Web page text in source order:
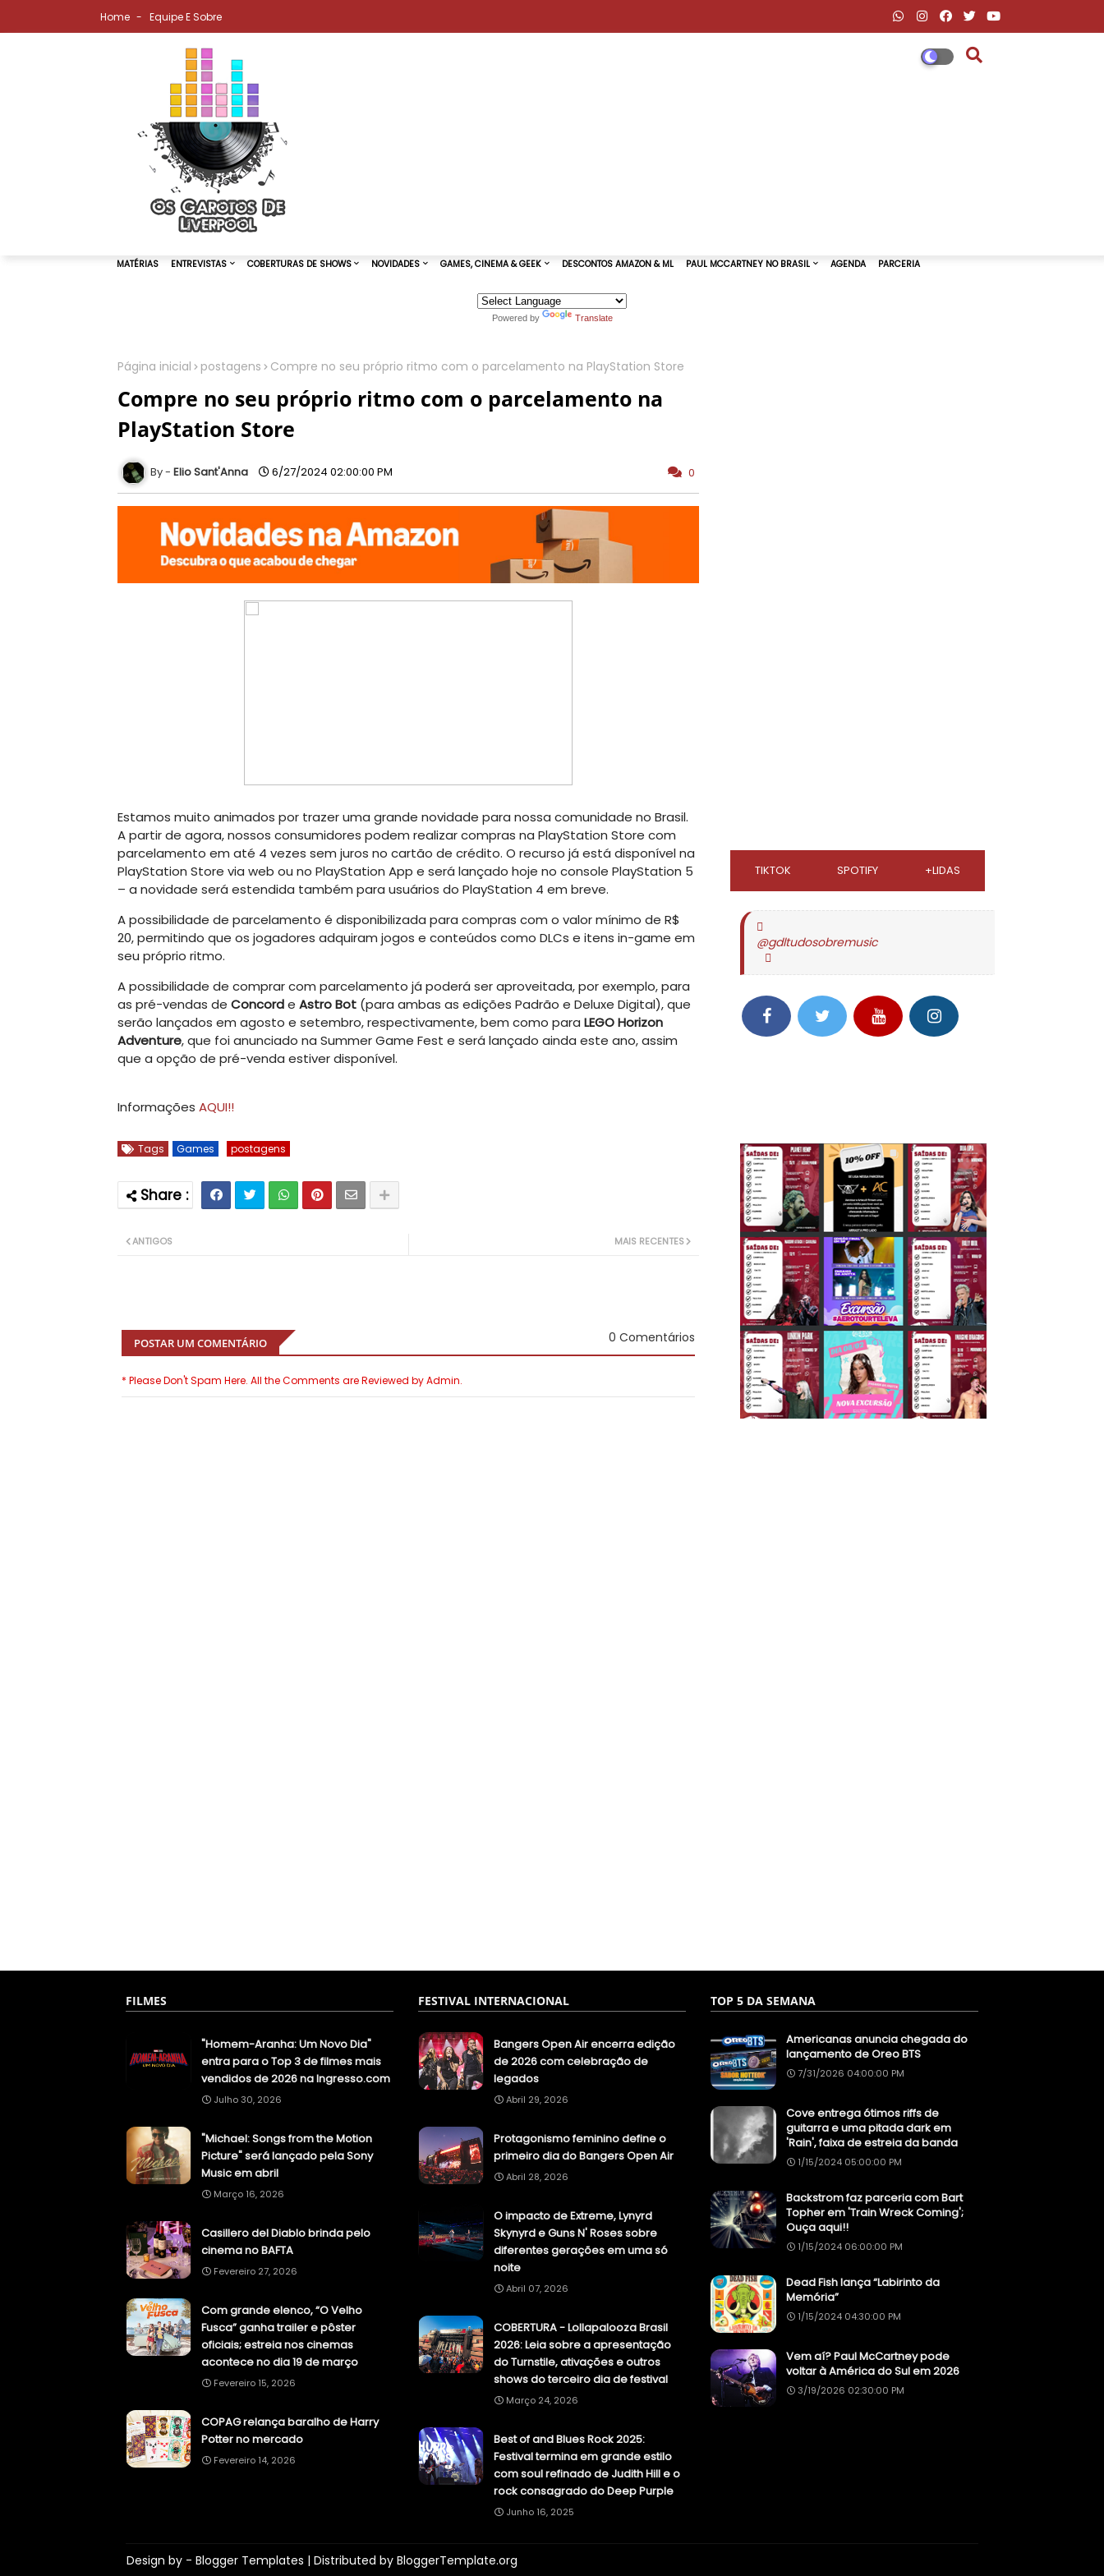
Home Equipe E Sobre
Powered by Translate
Página inicial postagens Compre no seu próprio ritmo com o parcelamento na PlayStation Store
Compre no seu próprio ritmo com o parcelamento na
PlayStation Store
Elio Sant'Anna 6/27/2024 02:00:00 PM 0
Estamos muito animados por trazer uma grande novidade para nossa comunidade no Brasil.
A partir de agora, nossos consumidores podem realizar compras na PlayStation Store com
parcelamento em até 4 vezes sem juros no cartão de crédito. O recurso já está disponível na
PlayStation Store via web ou no PlayStation App e será lançado hoje no console PlayStation 5
– a novidade será estendida também para usuários do PlayStation 4 em breve.
A possibilidade de parcelamento é disponibilizada para compras com o valor mínimo de R$
20, permitindo que os jogadores adquiram jogos e conteúdos como DLCs e itens in-game em
seu próprio ritmo.
A possibilidade de comprar com parcelamento já poderá ser aproveitada, por exemplo, para
as pré-vendas de Concorde Astro Bot (para ambas as edições Padrão e Deluxe Digital), que
serão lançados em agosto e setembro, respectivamente, bem como para LEGO Horizon
Adventure, que foi anunciado na Summer Game Fest e será lançado ainda este ano, assim
que a opção de pré-venda estiver disponível.
Informações AQUI!!
Tags Games postagens
MAIS RECENTES
ANTIGOS
POSTAR UM COMENTÁRIO 0 Comentários
* Please Don't Spam Here. All the Comments are Reviewed by Admin.
TIKTOK SPOTIFY +LIDAS
@gdltudosobremusic
FILMES
"Homem-Aranha: Um Novo Dia"
entra para o Top 3 de filmes mais
vendidos de 2026 na Ingresso.com
Julho 30, 2026
"Michael: Songs from the Motion
Picture" será lançado pela Sony
Music em abril
Março 16, 2026
Casillero del Diablo brinda pelo
cinema no BAFTA
Fevereiro 27, 2026
Com grande elenco, “O Velho
Fusca” ganha trailer e pôster
oficiais; estreia nos cinemas
acontece no dia 19 de março
Fevereiro 15, 2026
COPAG relança baralho de Harry
Potter no mercado
Fevereiro 14, 2026
FESTIVAL INTERNACIONAL
Bangers Open Air encerra edição
de 2026 com celebração de
legados
Abril 29, 2026
Protagonismo feminino define o
primeiro dia do Bangers Open Air
Abril 28, 2026
O impacto de Extreme, Lynyrd
Skynyrd e Guns N' Roses sobre
diferentes gerações em uma só
noite
Abril 07, 2026
COBERTURA - Lollapalooza Brasil
2026: Leia sobre a apresentação
do Turnstile, ativações e outros
shows do terceiro dia de festival
Março 24, 2026
Best of and Blues Rock 2025:
Festival termina em grande estilo
com soul refinado de Judith Hill e o
rock consagrado do Deep Purple
Junho 16, 2025
TOP 5 DA SEMANA
Americanas anuncia chegada do
lançamento de Oreo BTS
7/31/2026 04:00:00 PM
Cove entrega ótimos riffs de
guitarra e uma pitada dark em
'Rain', faixa de estreia da banda
1/15/2024 05:00:00 PM
Backstrom faz parceria com Bart
Topher em 'Train Wreck Coming';
Ouça aqui!!
1/15/2024 06:00:00 PM
Dead Fish lança “Labirinto da
Memória”
1/15/2024 04:30:00 PM
Vem aí? Paul McCartney pode
voltar à América do Sul em 2026
3/19/2026 02:30:00 PM
Design by - Blogger Templates | Distributed by BloggerTemplate.org